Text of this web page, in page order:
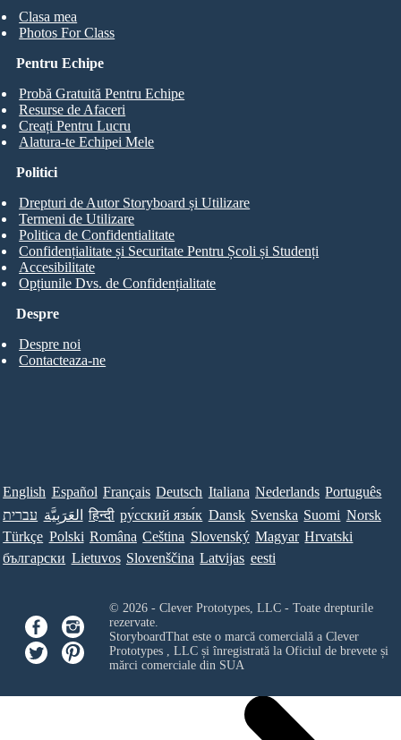
Clasa mea
Photos For Class
Pentru Echipe
Probă Gratuită Pentru Echipe
Resurse de Afaceri
Creați Pentru Lucru
Alatura-te Echipei Mele
Despre
Despre noi
Contacteaza-ne
Politici
Drepturi de Autor Storyboard și Utilizare
Termeni de Utilizare
Politica de Confidentialitate
Confidențialitate și Securitate Pentru Școli și Studenți
Accesibilitate
Opțiunile Dvs. de Confidențialitate
English Español Français Deutsch Italiana Nederlands Português
עברית العَرَبِيَّة हिन्दी ру́сский язы́к Dansk Svenska Suomi Norsk
Türkçe Polski Româna Ceština Slovenský Magyar Hrvatski
български Lietuvos Slovenščina Latvijas eesti
© 2026 - Clever Prototypes, LLC - Toate drepturile
rezervate.
StoryboardThat este o marcă comercială a Clever
Prototypes , LLCși înregistrată la Oficiul de brevete și
mărci comerciale din SUA